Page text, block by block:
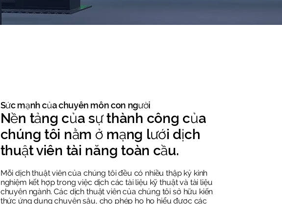
​Sức mạnh của chuyên môn con người
​Nền tảng của sự thành công của
chúng tôi nằm ở mạng lưới dịch
thuật viên tài năng toàn cầu.
Mỗi dịch thuật viên của chúng tôi đều có nhiều thập kỷ kinh
nghiệm kết hợp trong việc dịch các tài liệu kỹ thuật và tài liệu
chuyên ngành. Các dịch thuật viên của chúng tôi sở hữu kiến
thức ứng dụng chuyên sâu, cho phép họ họ hiểu được các